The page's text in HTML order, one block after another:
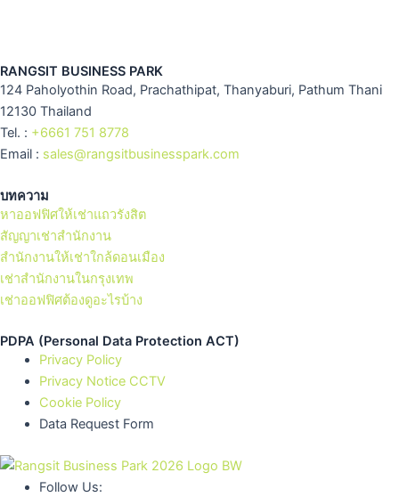
RANGSIT BUSINESS PARK
124 Paholyothin Road, Prachathipat, Thanyaburi, Pathum Thani
12130 Thailand
Tel. : +6661 751 8778
Email : sales@rangsitbusinesspark.com
บทความ
หาออฟฟิศให้เช่าแถวรังสิต
สัญญาเช่าสำนักงาน
สำนักงานให้เช่าใกล้ดอนเมือง
เช่าสำนักงานในกรุงเทพ
เช่าออฟฟิศต้องดูอะไรบ้าง
PDPA (Personal Data Protection ACT)
Privacy Policy
Privacy Notice CCTV
Cookie Policy
Data Request Form
Follow Us: